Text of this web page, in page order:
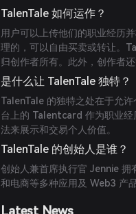
TalenTale 如何运作？
用户可以上传他们的职业经历
理的，可以自由买卖或转让。
归创作者所有。此外，创作者
是什么让 TalenTale 独特？
TalenTale 的独特之处在于允
台上的 Talentcard 作为职业经
法来展示和交易个人价值。
TalenTale 的创始人是谁？
创始人兼首席执行官 Jennie 拥
和电商等多种应用及 Web3 产
Latest News